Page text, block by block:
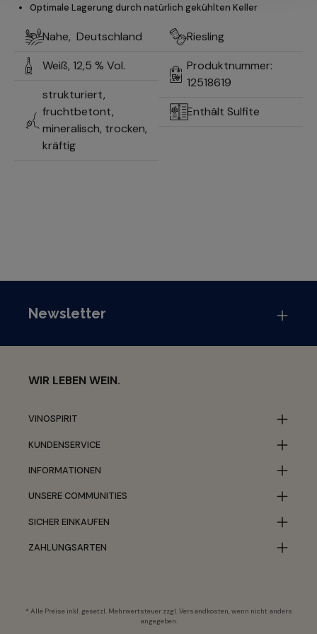
Optimale Lagerung durch natürlich gekühlten Keller
Nahe, Deutschland
Weiß, 12,5 % Vol.
strukturiert,
fruchtbetont,
mineralisch, trocken,
kräftig
Riesling
Produktnummer:
12518619
Enthält Sulfite
Newsletter
WIR LEBEN WEIN.
VINOSPIRIT
KUNDENSERVICE
INFORMATIONEN
UNSERE COMMUNITIES
SICHER EINKAUFEN
ZAHLUNGSARTEN
* Alle Preise inkl. gesetzl. Mehrwertsteuer zzgl.Versandkosten, wenn nicht anders
angegeben.